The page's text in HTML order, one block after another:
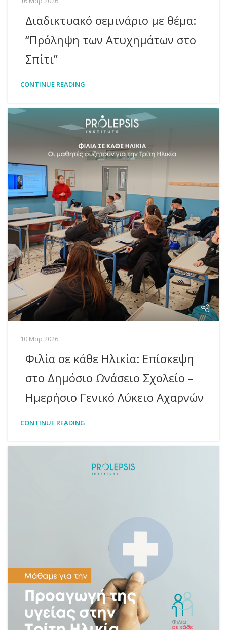
Διαδικτυακό σεμινάριο με θέμα:
“Πρόληψη των Ατυχημάτων στο
Σπίτι”
CONTINUE READING
10 Μαρ 2026
Φιλία σε κάθε Ηλικία: Επίσκεψη
στο Δημόσιο Ωνάσειο Σχολείο –
Ημερήσιο Γενικό Λύκειο Αχαρνών
CONTINUE READING